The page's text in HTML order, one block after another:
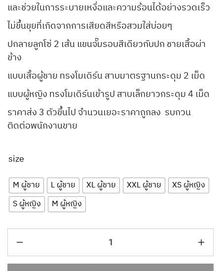
และช่วยในการระบายเหงื่อและความร้อนได้อย่างรวดเร็ว
ไม่ขึ้นขุยที่เกิดจากการเสียดสีหรือสวมใส่บ่อยๆ
ปกลายลูกโซ่ 2 เส้น แขนจั๊มรอบสีเดียวกับปก ชายเสื้อผ่า
ข้าง
แบบเสื้อผู้ชาย ทรงโมเดิร์น สาบมาตรฐานกระดุม 2 เม็ด
แบบผู้หญิง ทรงโมเดิร์นเข้ารูป สาบเล็กยาวกระดุม 4 เม็ด
ราคาส่ง 3 ตัวขึ้นไป จำนวนเยอะราคาถูกลง รบกวน
ติดต่อพนักงานขาย
size
M ผู้ชาย L ผู้ชาย XL ผู้ชาย XXL ผู้ชาย
XS ผู้หญิง
S ผู้หญิง
M ผู้หญิง